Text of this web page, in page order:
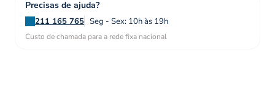
Precisas de ajuda?
211 165 765 Seg - Sex: 10h às 19h
Custo de chamada para a rede fixa nacional